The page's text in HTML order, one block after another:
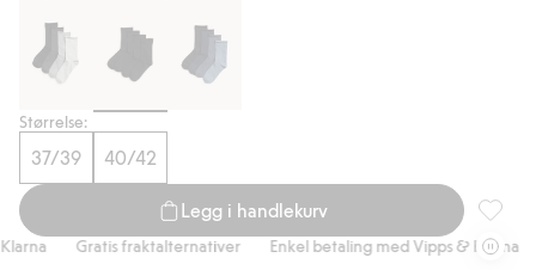
Størrelse:
37/39 40/42
Legg i handlekurv
4-pk.
Gratis fraktalternativer Enkel betaling med Vipps & Klarna